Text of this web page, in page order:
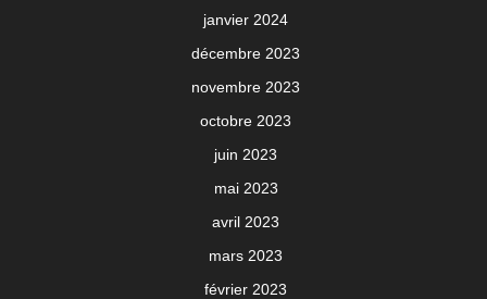
janvier 2024
décembre 2023
novembre 2023
octobre 2023
juin 2023
mai 2023
avril 2023
mars 2023
février 2023